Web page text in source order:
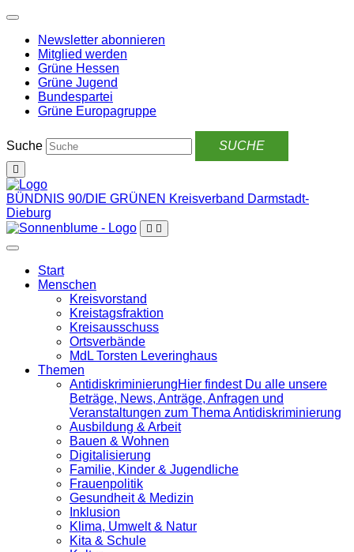
Weiter
Inhalt
Newsletter abonnieren
Mitglied werden
Grüne Hessen
Grüne Jugend
Bundespartei
Grüne Europagruppe
Suche
BÜNDNIS 90/DIE GRÜNEN Kreisverband Darmstadt-
Dieburg
Start
Menschen
Kreisvorstand
Kreistagsfraktion
Kreisausschuss
Ortsverbände
MdL Torsten Leveringhaus
Themen
Antidiskrimi­nierungHier findest Du alle unsere
Beträge, News, Anträge, Anfragen und
Veranstaltungen zum Thema Antidiskriminierung
Ausbildung & Arbeit
Bauen & Wohnen
Digitalisierung
Familie, Kinder & Jugendliche
Frauenpolitik
Gesundheit & Medizin
Inklusion
Klima, Umwelt & Natur
Kita & Schule